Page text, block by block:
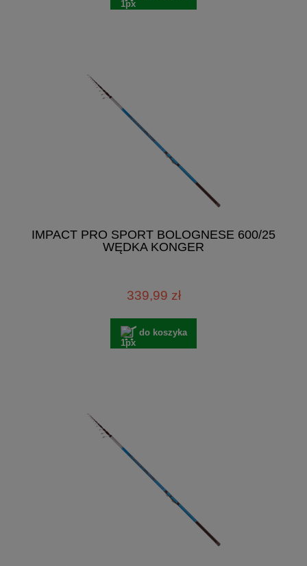
IMPACT PRO SPORT BOLOGNESE 600/25
WĘDKA KONGER
339,99 zł
do koszyka